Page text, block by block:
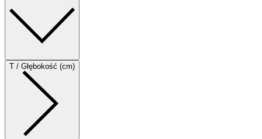
T / Głębokość (cm)